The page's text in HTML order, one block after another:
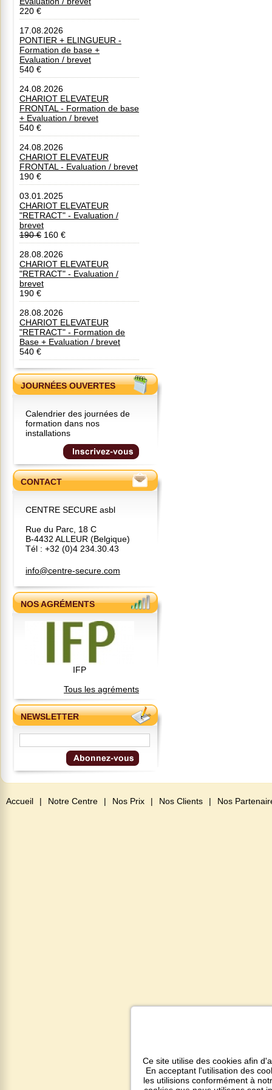
220 €
17.08.2026
PONTIER + ELINGUEUR -
Formation de base +
Evaluation / brevet
540 €
24.08.2026
CHARIOT ELEVATEUR
FRONTAL - Formation de base
+ Evaluation / brevet
540 €
24.08.2026
CHARIOT ELEVATEUR
FRONTAL - Evaluation / brevet
190 €
03.01.2025
CHARIOT ELEVATEUR
"RETRACT" - Evaluation /
brevet
190 € 160 €
28.08.2026
CHARIOT ELEVATEUR
"RETRACT" - Evaluation /
brevet
190 €
28.08.2026
CHARIOT ELEVATEUR
"RETRACT" - Formation de
Base + Evaluation / brevet
540 €
JOURNÉES OUVERTES
Calendrier des journées de
formation dans nos
installations
CONTACT
CENTRE SECURE asbl
Rue du Parc, 18 C
B-4432 ALLEUR (Belgique)
Tél : +32 (0)4 234.30.43
info@centre-secure.com
NOS AGRÉMENTS
IFP
Tous les agréments
NEWSLETTER
Accueil | Notre Centre | Nos Prix | Nos Clients | Nos
Ce site utilise des cookies afin
En acceptant l'utilisation des
les utilisions conformément à